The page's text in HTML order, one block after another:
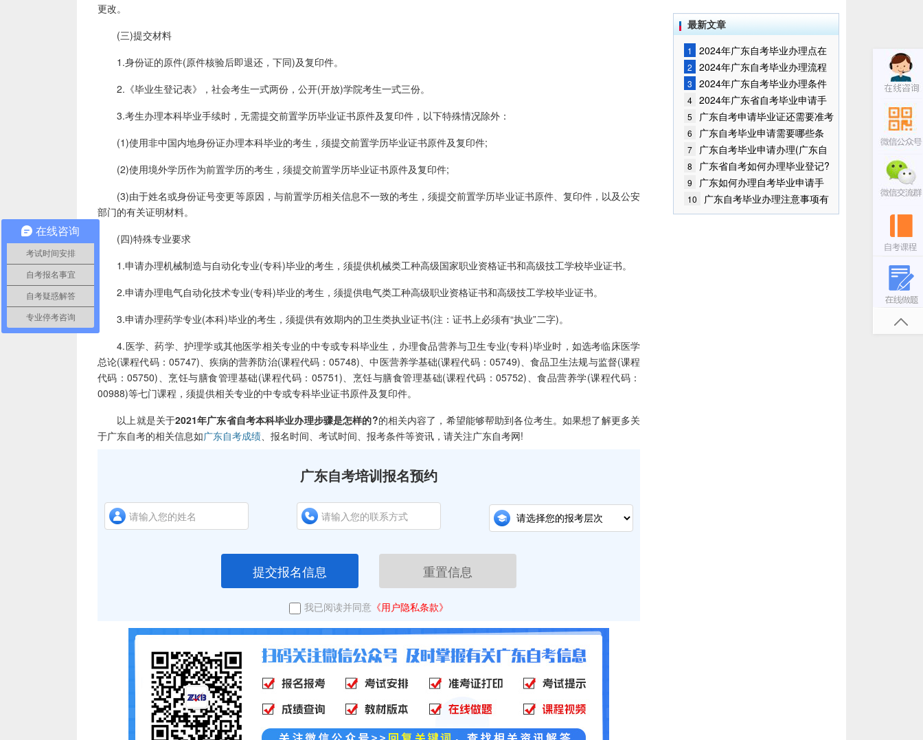
更改。
(三)提交材料
1.身份证的原件(原件核验后即退还，下同)及复印件。
2.《毕业生登记表》，社会考生一式两份，公开(开放)学院考生一式三份。
3.考生办理本科毕业手续时，无需提交前置学历毕业证书原件及复印件，以下特殊情况除外：
(1)使用非中国内地身份证办理本科毕业的考生，须提交前置学历毕业证书原件及复印件;
(2)使用境外学历作为前置学历的考生，须提交前置学历毕业证书原件及复印件;
(3)由于姓名或身份证号变更等原因，与前置学历相关信息不一致的考生，须提交前置学历毕业证书原件、复印件，以及公安
部门的有关证明材料。
(四)特殊专业要求
1.申请办理机械制造与自动化专业(专科)毕业的考生，须提供机械类工种高级国家职业资格证书和高级技工学校毕业证书。
2.申请办理电气自动化技术专业(专科)毕业的考生，须提供电气类工种高级职业资格证书和高级技工学校毕业证书。
3.申请办理药学专业(本科)毕业的考生，须提供有效期内的卫生类执业证书(注：证书上必须有“执业”二字)。
4.医学、药学、护理学或其他医学相关专业的中专或专科毕业生，办理食品营养与卫生专业(专科)毕业时，如选考临床医学
总论(课程代码：05747)、疾病的营养防治(课程代码：05748)、中医营养学基础(课程代码：05749)、食品卫生法规与监督(课程
代码：05750)、烹饪与膳食管理基础(课程代码：05751)、烹饪与膳食管理基础(课程代码：05752)、食品营养学(课程代码：
00988)等七门课程，须提供相关专业的中专或专科毕业证书原件及复印件。
以上就是关于2021年广东省自考本科毕业办理步骤是怎样的?的相关内容了，希望能够帮助到各位考生。如果想了解更多关
于广东自考的相关信息如广东自考成绩、报名时间、考试时间、报考条件等资讯，请关注广东自考网!
广东自考培训报名预约
提交报名信息 重置信息
我已阅读并同意 《用户隐私条款》
最新文章
1
2024年广东自考毕业办理点在
哪里?
2 2024年广东自考毕业办理流程
3 2024年广东自考毕业办理条件
4 2024年广东省自考毕业申请手
续如何办理?
5
广东自考申请毕业证还需要准考
证？
6
广东自考毕业申请需要哪些条
件？
7
广东自考毕业申请办理(广东自
学考试毕业申请)
8 广东省自考如何办理毕业登记?
9
广东如何办理自考毕业申请手
续？
10
广东自考毕业办理注意事项有
哪些？
在线咨询
考试时间安排
自考报名事宜
自考疑惑解答
专业停考咨询